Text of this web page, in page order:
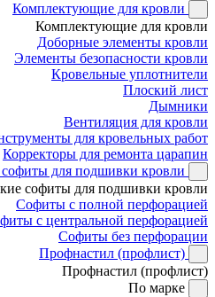
Комплектующие для кровли
Комплектующие для кровли
Доборные элементы кровли
Элементы безопасности кровли
Кровельные уплотнители
Плоский лист
Дымники
Вентиляция для кровли
для кровельных работ
Корректоры для ремонта царапин
для подшивки кровли
софиты для подшивки кровли
Софиты с полной перфорацией
с центральной перфорацией
Софиты без перфорации
Профнастил (профлист)
Профнастил (профлист)
По марке